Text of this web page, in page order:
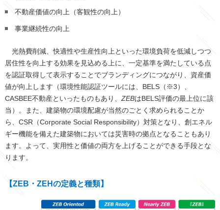
不動産価値の向上（客観性の向上）
事業継続性の向上
光熱費削減、快適性や生産性向上といった環境負荷を低減しつつ
居住性を向上する効果を見込める上に、一定基準を満たしている点
を認証取得して表示することでブランディングにつながり、資産価
値が向上します（環境性能認証ツールには、BELS（※3）、
CASBEE不動産といったものもあり、 ZEBはBELS評価の最上位に該
当）。また、建築物の環境配慮が当然のごとく求められることか
ら、CSR（Corporate Social Responsibility）対策となり、創エネル
ギー機能を備えた建築物においては災害時の拠点となることもあり
ます。よって、実用性と価値の両方を上げることができる手段とな
ります。
【ZEB・ZEHの定義と種類】